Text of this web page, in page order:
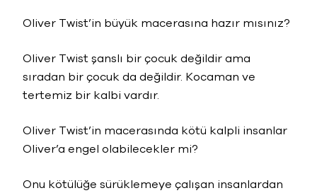
Oliver Twist’in büyük macerasına hazır mısınız?
Oliver Twist şanslı bir çocuk değildir ama
sıradan bir çocuk da değildir. Kocaman ve
tertemiz bir kalbi vardır.
Oliver Twist’in macerasında kötü kalpli insanlar
Oliver’a engel olabilecekler mi?
Onu kötülüğe sürüklemeye çalışan insanlardan